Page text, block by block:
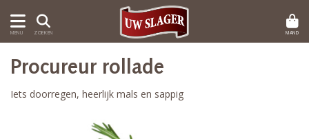
MENU ZOEKEN MAND
Procureur rollade
Iets doorregen, heerlijk mals en sappig